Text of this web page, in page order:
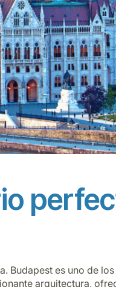
Budapest es uno de
arquitectura,